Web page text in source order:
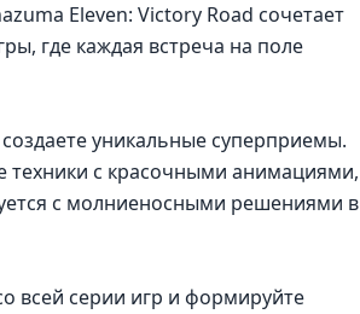
Eleven: Victory Road сочетает
где каждая встреча на поле
уникальные суперприемы.
техники с красочными анимациями,
с молниеносными решениями в
всей серии игр и формируйте